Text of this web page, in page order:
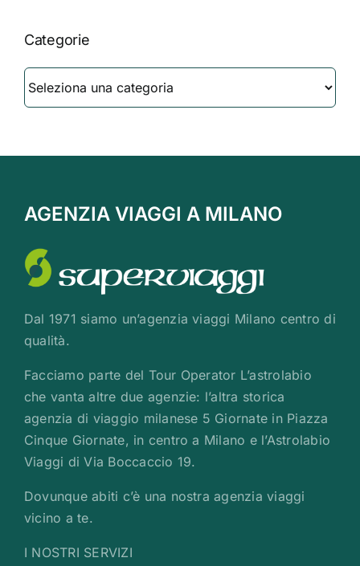
Categorie
AGENZIA VIAGGI A MILANO
Dal 1971 siamo un’agenzia viaggi Milano centro di
qualità.
Facciamo parte del Tour Operator L’astrolabio
che vanta altre due agenzie: l’altra storica
agenzia di viaggio milanese 5 Giornate in Piazza
Cinque Giornate, in centro a Milano e l’Astrolabio
Viaggi di Via Boccaccio 19.
Dovunque abiti c’è una nostra agenzia viaggi
vicino a te.
I NOSTRI SERVIZI